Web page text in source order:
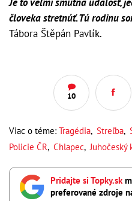
človeka stretnúť. Tú rodinu
Tábora Štěpán Pavlík.
10
Viac o téme: Tragédia, Streľba,
Policie ČR, Chlapec,Juhočeský
Pridajte si Topky.sk
preferované zdroje